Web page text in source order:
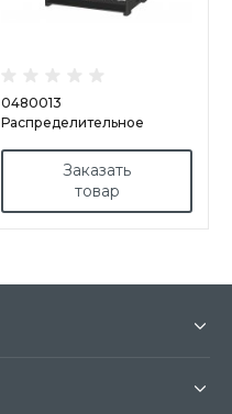
0480013
Распределительное
Заказать
товар